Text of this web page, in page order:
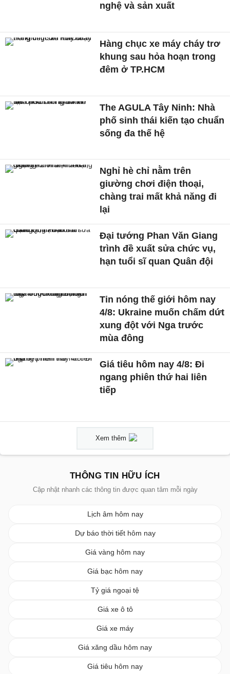
nghệ và sản xuất
Hàng chục xe máy cháy trơ
khung sau hỏa hoạn trong
đêm ở TP.HCM
The AGULA Tây Ninh: Nhà
phố sinh thái kiến tạo chuẩn
sống đa thế hệ
Nghỉ hè chỉ nằm trên
giường chơi điện thoại,
chàng trai mất khả năng đi
lại
Đại tướng Phan Văn Giang
trình đề xuất sửa chức vụ,
hạn tuổi sĩ quan Quân đội
Tin nóng thế giới hôm nay
4/8: Ukraine muốn chấm dứt
xung đột với Nga trước
mùa đông
Giá tiêu hôm nay 4/8: Đi
ngang phiên thứ hai liên
tiếp
Xem thêm
THÔNG TIN HỮU ÍCH
Cập nhật nhanh các thông tin được quan tâm mỗi ngày
Lịch âm hôm nay
Dự báo thời tiết hôm nay
Giá vàng hôm nay
Giá bạc hôm nay
Tỷ giá ngoại tệ
Giá xe ô tô
Giá xe máy
Giá xăng dầu hôm nay
Giá tiêu hôm nay